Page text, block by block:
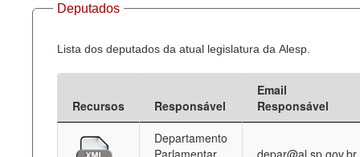
Dados Governamentais Abertos
Planejamento
Catálogo de dados
Processo Legislativo
Deputados Estaduais
Deputados
Lista dos deputados da atual legislatura da Alesp.
Recursos Responsável
Email
Responsável
Departamento
Parlamentar
depar@al.sp.gov.br